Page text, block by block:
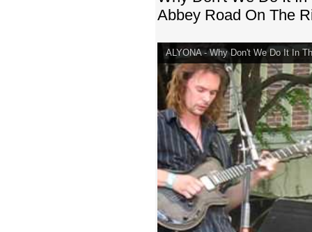
Abbey Road On The
ALYONA - Why Don't We Do It In